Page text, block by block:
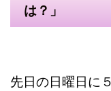
は？」
先日の日曜日に